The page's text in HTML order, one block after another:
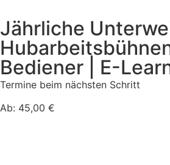
Jährliche
Bediener | E-
Termine beim nächsten Schritt
Ab: 45,00 €